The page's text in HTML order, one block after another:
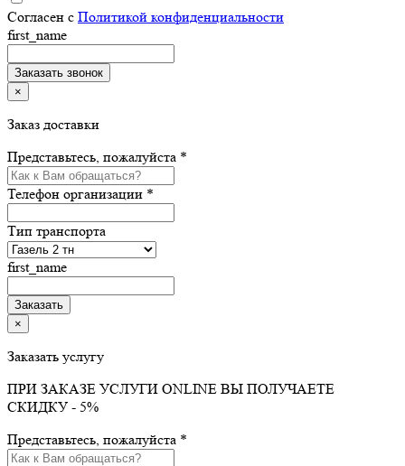
Согласен с Политикой конфиденциальности
first_name
×
Заказ доставки
Представьтесь, пожалуйста *
Телефон организации *
Тип транспорта
first_name
×
Заказать услугу
ПРИ ЗАКАЗЕ УСЛУГИ ONLINE ВЫ ПОЛУЧАЕТЕ
СКИДКУ - 5%
Представьтесь, пожалуйста *